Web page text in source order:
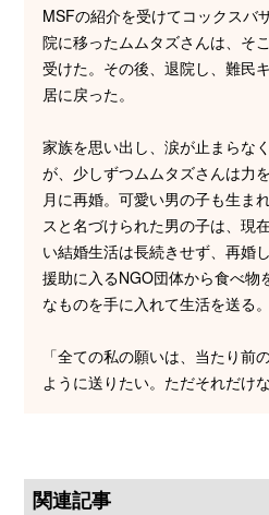
MSFの紹介を受けてコックスバ
院に移ったムムタズさんは、そ
受けた。その後、退院し、難民
居に戻った。
家族を思い出し、涙が止まらな
が、少しずつムムタズさんは力
月に再婚。可愛い男の子も生ま
スと名づけられた男の子は、現
い結婚生活は長続きせず、再婚
援助に入るNGO団体から食べ物
なものを手に入れて生活を送る。
「全ての私の願いは、当たり前
ように送りたい。ただそれだけ
関連記事